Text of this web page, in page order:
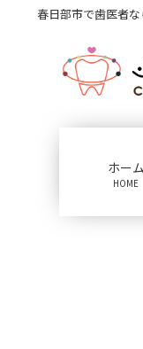
春日部市で歯医者
ホーム
HOME